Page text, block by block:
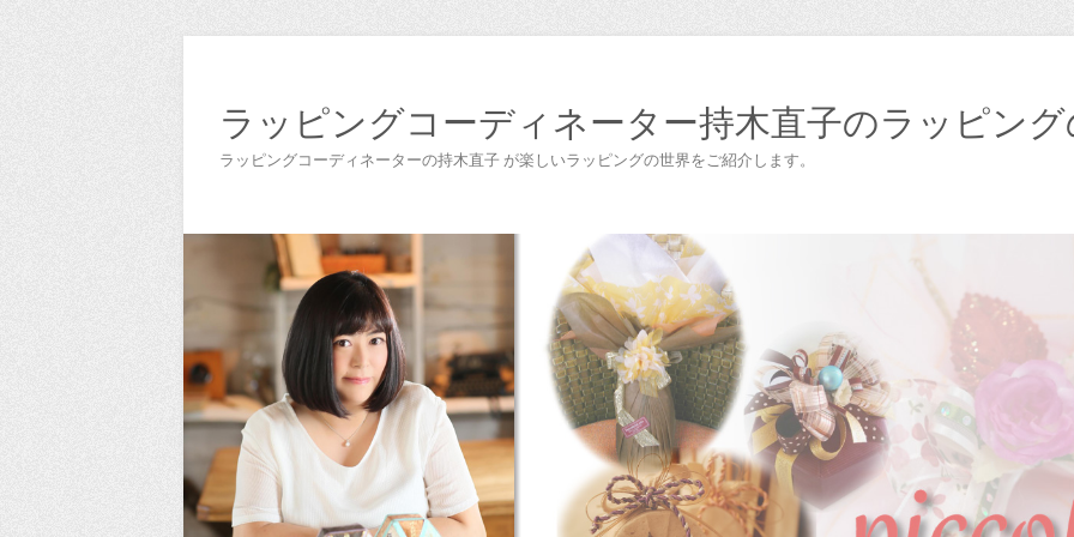
ラッピングコーディネーター持木直子のラッピン
ラッピングコーディネーターの持木直子 が楽しいラッピングの世界をご紹介します。